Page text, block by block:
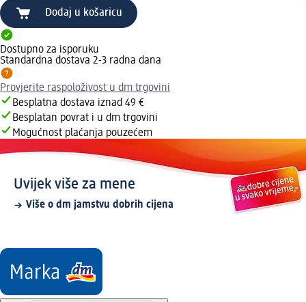
Dodaj u košaricu
Dostupno za isporuku
Standardna dostava 2-3 radna dana
Provjerite raspoloživost u dm trgovini
Besplatna dostava iznad 49 €
Besplatan povrat i u dm trgovini
Mogućnost plaćanja pouzećem
Uvijek više za mene
Više o dm jamstvu dobrih cijena